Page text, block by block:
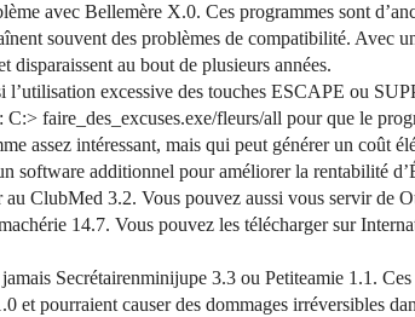
avec Bellemère X.0. Ces programmes sont
souvent des problèmes de compatibilité. Avec
disparaissent au bout de plusieurs années.
l’utilisation excessive des touches ESCAPE ou
C:> faire_des_excuses.exe/fleurs/all pour que le
assez intéressant, mais qui peut générer un coût
software additionnel pour améliorer la rentabilité
au ClubMed 3.2. Vous pouvez aussi vous servir de
14.7. Vous pouvez les télécharger sur
Secrétairenminijupe 3.3 ou Petiteamie 1.1.
et pourraient causer des dommages irréversibles